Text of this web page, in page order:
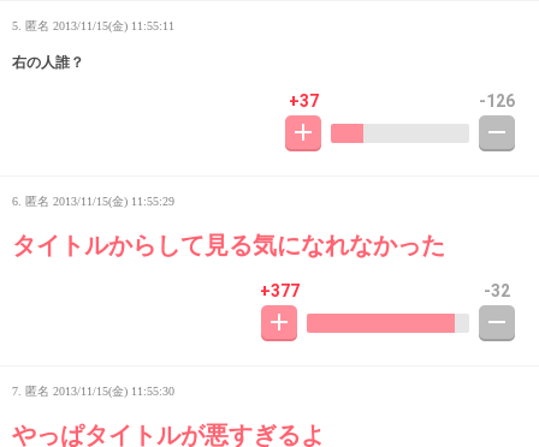
5. 匿名 2013/11/15(金) 11:55:11
右の人誰？
+37 -126
6. 匿名 2013/11/15(金) 11:55:29
タイトルからして見る気になれなかった
+377 -32
7. 匿名 2013/11/15(金) 11:55:30
やっぱタイトルが悪すぎるよ